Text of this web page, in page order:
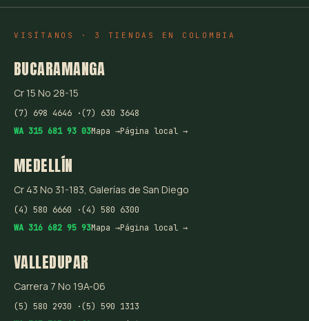
VISÍTANOS · 3 TIENDAS EN COLOMBIA
BUCARAMANGA
Cr 15 No 28-15
(7) 698 4646 ·(7) 630 3648
WA 315 681 93 03Mapa →Página local →
MEDELLÍN
Cr 43 No 31-183, Galerías de San Diego
(4) 580 6660 ·(4) 580 6300
WA 316 682 95 93Mapa →Página local →
VALLEDUPAR
Carrera 7 No 19A-06
(5) 580 2930 ·(5) 590 1313